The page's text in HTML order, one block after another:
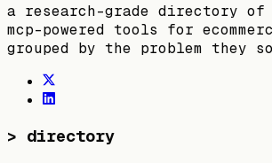
a research-grade directory
mcp-powered tools for
grouped by the problem they
> directory